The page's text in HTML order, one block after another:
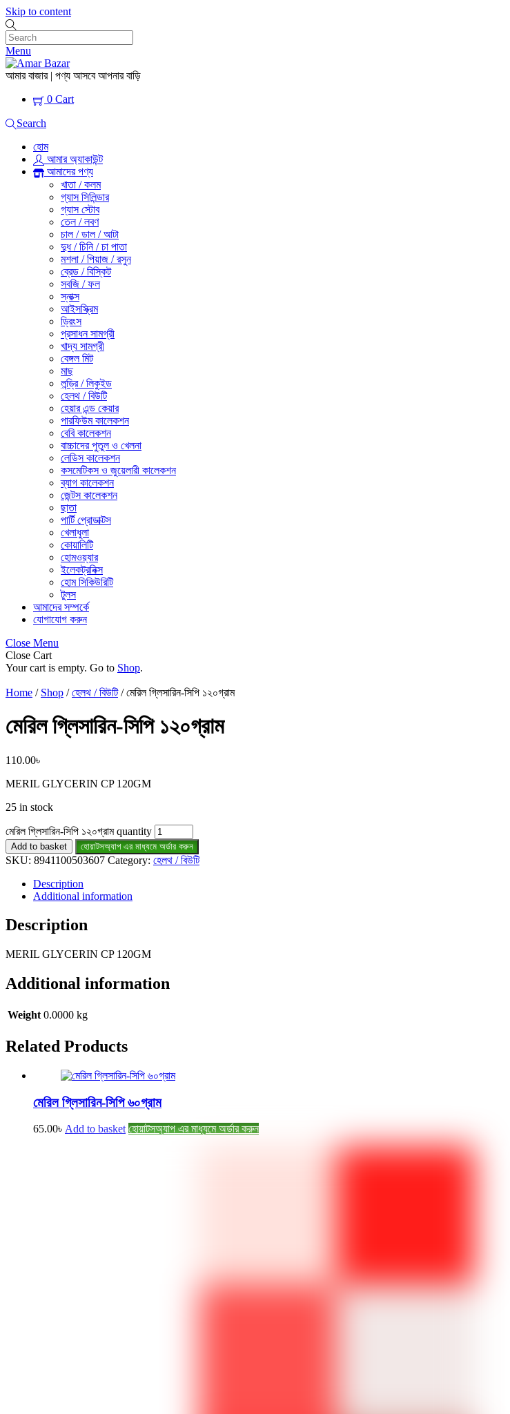
Skip to content
Menu
আমার বাজার | পণ্য আসবে আপনার বাড়ি
0 Cart
Search
হোম
আমার অ্যাকাউন্ট
আমাদের পণ্য
খাতা / কলম
গ্যাস সিলিন্ডার
গ্যাস স্টোব
তেল / লবণ
চাল / ডাল / আটা
দুধ / চিনি / চা পাতা
মশলা / পিয়াজ / রসুন
ব্রেড / বিস্কিট
সবজি / ফল
স্নাক্স
আইসস্ক্রিম
ড্রিংস
প্রসাধন সামগ্রী
খাদ্য সামগ্রী
বেঙ্গল মিট
মাছ
লন্ড্রি / লিকুইড
হেলথ / বিউটি
হেয়ার এন্ড কেয়ার
পারফিউম কালেকশন
বেবি কালেকশন
বাচ্চাদের পুতুল ও খেলনা
লেডিস কালেকশন
কসমেটিকস ও জুয়েলারী কালেকশন
ব্যাগ কালেকশন
জেন্টস কালেকশন
ছাতা
পার্টি প্রোডাক্টস
খেলাধুলা
কোয়ালিটি
হোমওয়্যার
ইলেকট্রনিক্স
হোম সিকিউরিটি
টুলস
আমাদের সম্পর্কে
যোগাযোগ করুন
Close Menu
Close Cart
Your cart is empty. Go to Shop.
Home / Shop /হেলথ / বিউটি/ মেরিল গ্লিসারিন-সিপি ১২০গ্রাম
মেরিল গ্লিসারিন-সিপি ১২০গ্রাম
110.00৳
MERIL GLYCERIN CP 120GM
25 in stock
মেরিল গ্লিসারিন-সিপি ১২০গ্রাম quantity
Add to basket হোয়াটসঅ্যাপ এর মাধ্যমে অর্ডার করুন
SKU: 8941100503607 Category: হেলথ / বিউটি
Description
Additional information
Description
MERIL GLYCERIN CP 120GM
Additional information
Weight 0.0000 kg
Related Products
মেরিল গ্লিসারিন-সিপি ৬০গ্রাম
65.00৳ Add to basket হোয়াটসঅ্যাপ এর মাধ্যমে অর্ডার করুন